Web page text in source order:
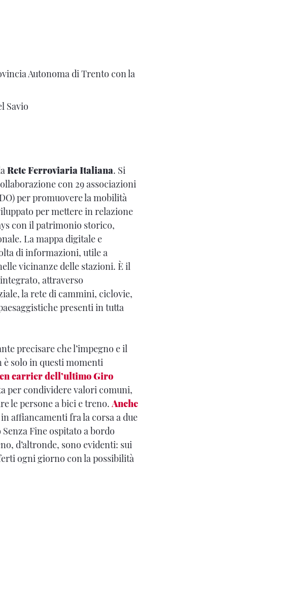
Autonoma di Trento con la
Savio
Rete Ferroviaria Italiana. Si
con 29 associazioni
per promuovere la mobilità
per mettere in relazione
con il patrimonio storico,
La mappa digitale e
di informazioni, utile a
vicinanze delle stazioni. È il
attraverso
la rete di cammini, ciclovie,
presenti in tutta
precisare che l’impegno e il
è solo in questi momenti
carrierdell’ultimo Giro
per condividere valori comuni,
le persone a bici e treno. Anche
affiancamenti fra la corsa a due
Fine ospitato a bordo
d’altronde, sono evidenti: sui
ogni giorno con la possibilità